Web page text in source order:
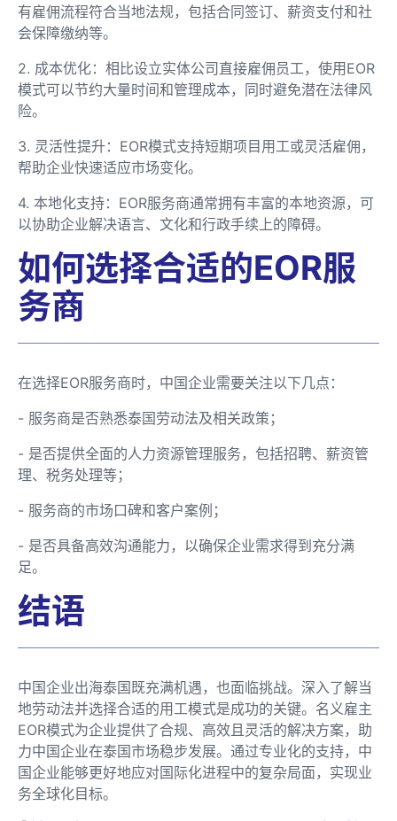
有雇佣流程符合当地法规，包括合同签订、薪资支付和社
会保障缴纳等。
2. 成本优化：相比设立实体公司直接雇佣员工，使用EOR
模式可以节约大量时间和管理成本，同时避免潜在法律风
险。
3. 灵活性提升：EOR模式支持短期项目用工或灵活雇佣，
帮助企业快速适应市场变化。
4. 本地化支持：EOR服务商通常拥有丰富的本地资源，可
以协助企业解决语言、文化和行政手续上的障碍。
如何选择合适的EOR服
务商
在选择EOR服务商时，中国企业需要关注以下几点：
- 服务商是否熟悉泰国劳动法及相关政策；
- 是否提供全面的人力资源管理服务，包括招聘、薪资管
理、税务处理等；
- 服务商的市场口碑和客户案例；
- 是否具备高效沟通能力，以确保企业需求得到充分满
足。
结语
中国企业出海泰国既充满机遇，也面临挑战。深入了解当
地劳动法并选择合适的用工模式是成功的关键。名义雇主
EOR模式为企业提供了合规、高效且灵活的解决方案，助
力中国企业在泰国市场稳步发展。通过专业化的支持，中
国企业能够更好地应对国际化进程中的复杂局面，实现业
务全球化目标。